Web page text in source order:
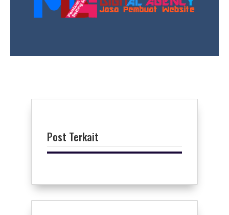
Post Terkait